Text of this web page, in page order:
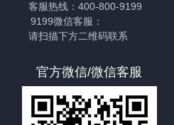
客服热线：400-800-9199
9199微信客服：
请扫描下方二维码联系
官方微信/微信客服